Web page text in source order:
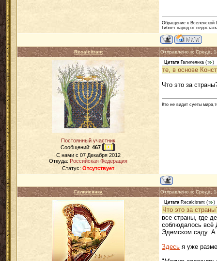
Обращение к Вселенской
Гибнет народ от
Recalcitrant Отправлено в:
Постоянный участник
Сообщений:467
C нами с 07 Декабря 2012
Откуда: Российская Федерация
Статус:Отсутствует
Цитата Галилеянка ( )
те, в основе
Что это за
Кто не видит суеты
Галилеянка Отправлено в:
Цитата Recalcitrant ( )
Что это за
все страны, где
соблюдалось всё
Эдемском саду. А
Здесь я уже